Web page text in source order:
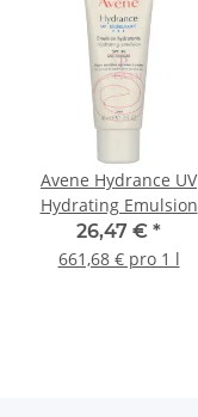
Avene Hydrance UV
Hydrating Emulsion
SPF30 40ml
26,47 € *
661,68 € pro 1 l